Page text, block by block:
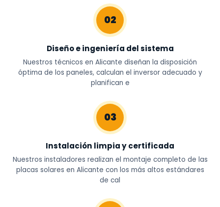
02
Diseño e ingeniería del sistema
Nuestros técnicos en Alicante diseñan la disposición
óptima de los paneles, calculan el inversor adecuado y
planifican e
03
Instalación limpia y certificada
Nuestros instaladores realizan el montaje completo de las
placas solares en Alicante con los más altos estándares
de cal